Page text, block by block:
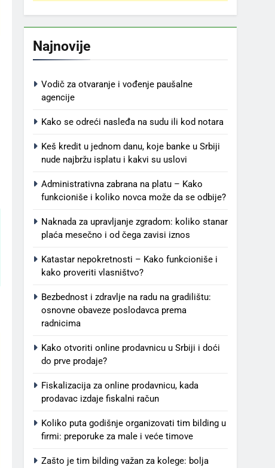
Najnovije
Vodič za otvaranje i vođenje paušalne
agencije
Kako se odreći nasleđa na sudu ili kod notara
Keš kredit u jednom danu, koje banke u Srbiji
nude najbržu isplatu i kakvi su uslovi
Administrativna zabrana na platu – Kako
funkcioniše i koliko novca može da se odbije?
Naknada za upravljanje zgradom: koliko stanar
plaća mesečno i od čega zavisi iznos
Katastar nepokretnosti – Kako funkcioniše i
kako proveriti vlasništvo?
Bezbednost i zdravlje na radu na gradilištu:
osnovne obaveze poslodavca prema
radnicima
Kako otvoriti online prodavnicu u Srbiji i doći
do prve prodaje?
Fiskalizacija za online prodavnicu, kada
prodavac izdaje fiskalni račun
Koliko puta godišnje organizovati tim bilding u
firmi: preporuke za male i veće timove
Zašto je tim bilding važan za kolege: bolja